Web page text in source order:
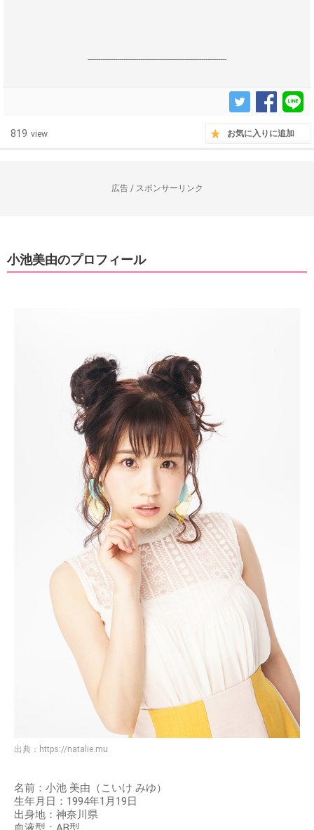
------------------------------------------------------------------
819 view お気に入りに追加
広告 / スポンサーリンク
小池美由のプロフィール
出典： https://natalie.mu
名前：小池 美由（こいけ みゆ）
生年月日：1994年1月19日
出身地：神奈川県